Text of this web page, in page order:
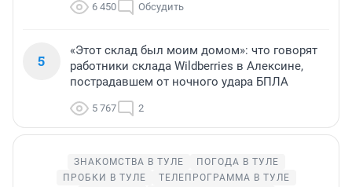
6 450 Обсудить
5
«Этот склад был моим домом»: что говорят
работники склада Wildberries в Алексине,
пострадавшем от ночного удара БПЛА
5 767 2
ЗНАКОМСТВА В ТУЛЕ
ПОГОДА В ТУЛЕ
ПРОБКИ В ТУЛЕ
ТЕЛЕПРОГРАММА В ТУЛЕ